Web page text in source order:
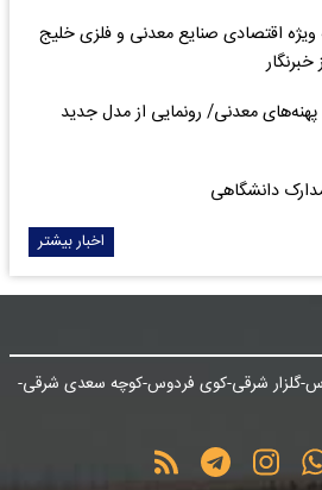
ویژه اقتصادی صنایع معدنی و فلزی خلیج
معدنی/ رونمایی از مدل جدید
دانشگاهی
اخبار بیشتر
گلزار شرقی-کوی فردوس-کوچه سعدی شرقی-